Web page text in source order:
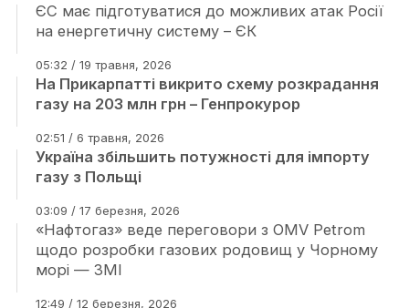
ЄС має підготуватися до можливих атак Росії
на енергетичну систему – ЄК
05:32 / 19 травня, 2026
На Прикарпатті викрито схему розкрадання
газу на 203 млн грн – Генпрокурор
02:51 / 6 травня, 2026
Україна збільшить потужності для імпорту
газу з Польщі
03:09 / 17 березня, 2026
«Нафтогаз» веде переговори з OMV Petrom
щодо розробки газових родовищ у Чорному
морі — ЗМІ
12:49 / 12 березня, 2026